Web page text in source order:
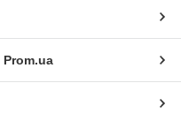
Prom.ua